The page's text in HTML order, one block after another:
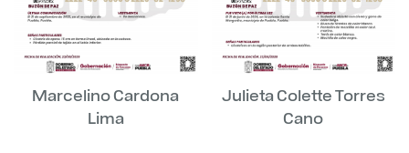
Marcelino Cardona
Lima
Julieta Colette Torres
Cano